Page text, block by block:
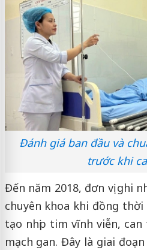
Đánh giá ban đầu và
trước khi
Đến năm 2018, đơn vị ghi
chuyên khoa khi đồng
tạo nhịp tim vĩnh viễn,
mạch gan. Đây là giai